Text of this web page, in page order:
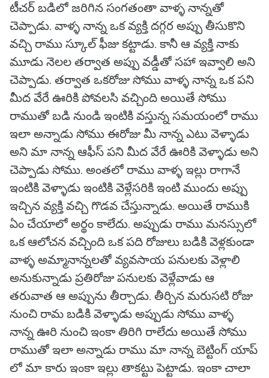
టీచర్ బడిలో జరిగిన సంగతంతా వాళ్ళ నాన్నతో
చెప్పాడు. వాళ్ళ నాన్న ఒక వ్యక్తి దగ్గర అప్పు తీసుకొని
వచ్చి రాము స్కూల్ ఫీజు కట్టాడు. కానీ ఆ వ్యక్తి నాకు
మూడు నెలల తర్వాత అప్పు వడ్డీతో సహా ఇవ్వాలి అని
చెప్పాడు. తర్వాత ఒకరోజు సోము వాళ్ళ నాన్న ఒక పని
మీద వేరే ఊరికి పోవలసి వచ్చింది అయితే సోము
రాముతో బడి నుండి ఇంటికి వస్తున్న సమయంలో రాము
ఇలా అన్నాడు సోము ఈరోజు మీ నాన్న ఎటు వెళ్ళాడు
అని మా నాన్న ఆఫీస్ పని మీద వేరే ఊరికి వెళ్ళాడు అని
చెప్పాడు సోము. అంతలో రాము వాళ్ళ ఇల్లు రాగానే
ఇంటికి వెళ్ళాడు ఇంటికి వెళ్లేసరికి ఇంటి ముందు అప్పు
ఇచ్చిన వ్యక్తి వచ్చి గొడవ చేస్తున్నాడు. అయితే రాముకి
ఏం చేయాలో అర్థం కాలేదు. అప్పుడు రాము మనస్సులో
ఒక ఆలోచన వచ్చింది ఒక పది రోజులు బడికి వెళ్లకుండా
వాళ్ళ అమ్మానాన్నలతో వ్యవసాయ పనులకు వెళ్లాలి
అనుకున్నాడు ప్రతిరోజు పనులకు వెళ్లేవాడు ఆ
తరువాత ఆ అప్పును తీర్చాడు. తీర్చిన మరుసటి రోజు
నుంచి రామ బడికి వెళ్ళాడు అప్పుడు సోము వాళ్ళ
నాన్న ఊరి నుంచి ఇంకా తిరిగి రాలేదు అయితే సోము
రాముతో ఇలా అన్నాడు రాము మా నాన్న బెట్టింగ్ యాప్
లో మా కారు ఇంకా ఇల్లు తాకట్టు పెట్టాడు. ఇంకా చాలా